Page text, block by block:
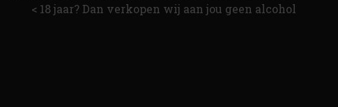
< 18 jaar? Dan verkopen wij aan jou geen alcohol